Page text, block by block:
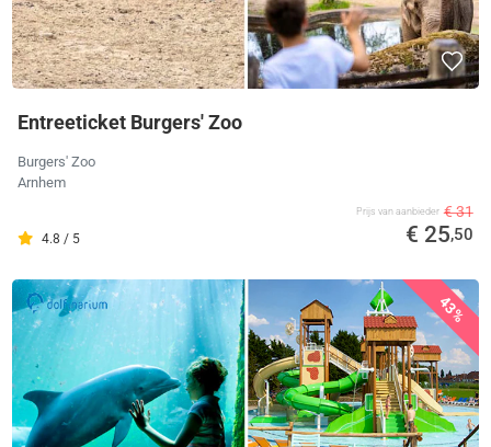
Entreeticket Burgers' Zoo
Burgers' Zoo
Arnhem
4.8 / 5
Prijs van aanbieder € 31
€ 25,50
43%